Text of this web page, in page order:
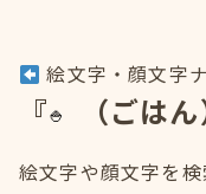
絵文字・顔文字
『 （ごは
絵文字や顔文字を